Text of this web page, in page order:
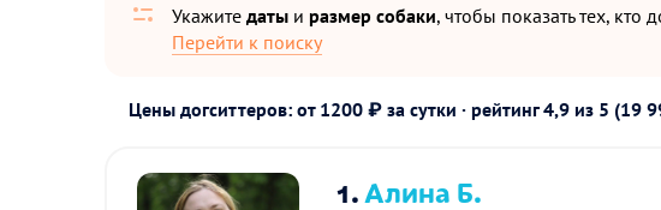
Укажите даты и размер собаки, чтобы показать тех, кто
Перейти к поиску
Цены догситтеров: от 1200 ₽ за сутки · рейтинг4,9 из 5 (19
1.Алина Б.